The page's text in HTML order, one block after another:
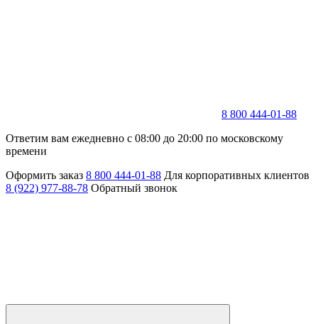
8 800 444-01-88
Ответим вам ежедневно с 08:00 до 20:00 по московскому
времени
Оформить заказ 8 800 444-01-88 Для корпоративных клиентов
8 (922) 977-88-78 Обратный звонок